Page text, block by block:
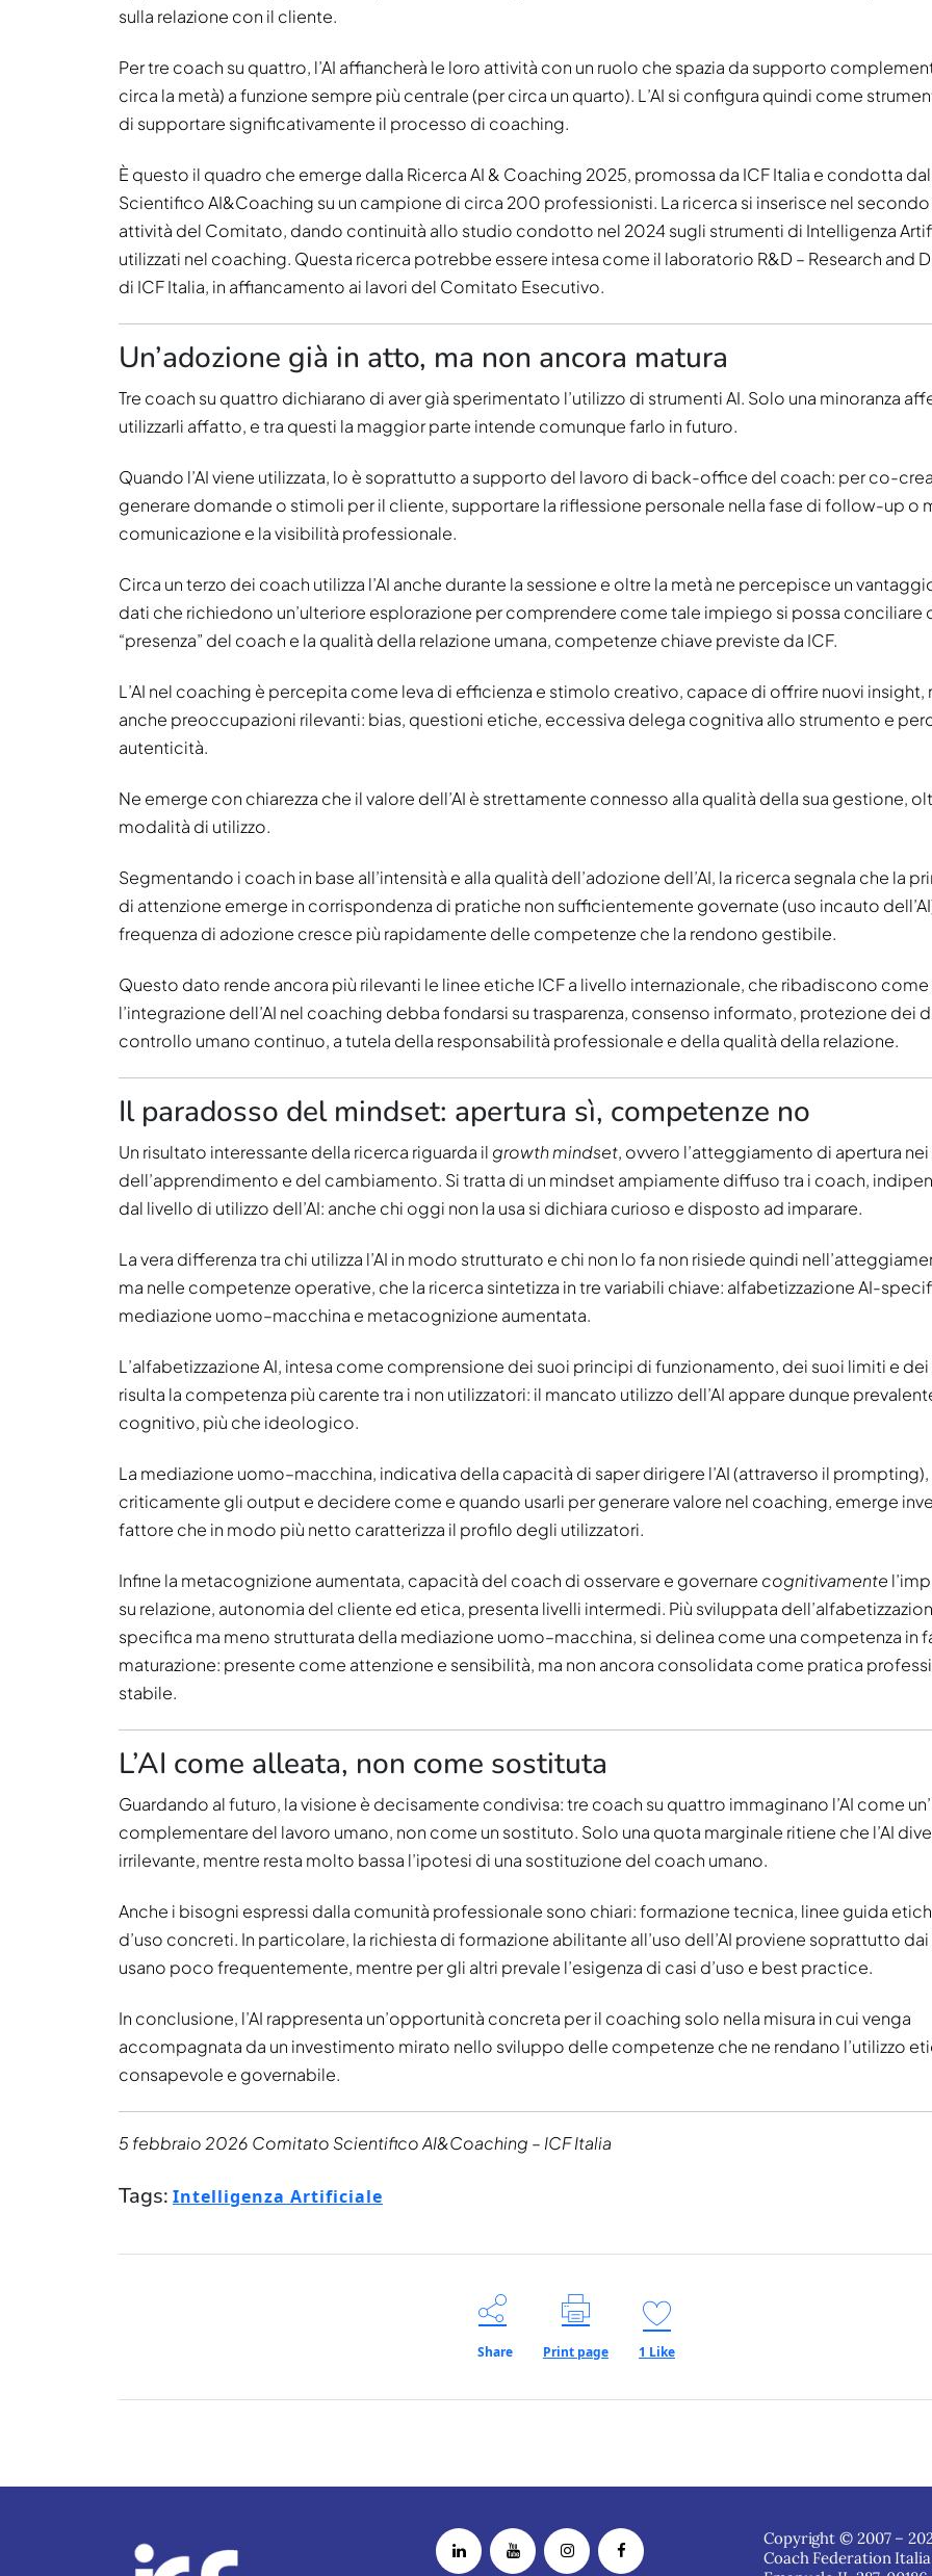
sulla relazione con il cliente.
Per tre coach su quattro, l’AI affiancherà le loro attività con un ruolo che spazia da supporto
circa la metà) a funzione sempre più centrale (per circa un quarto). L’AI si configura quindi come
di supportare significativamente il processo di coaching.
È questo il quadro che emerge dalla Ricerca AI & Coaching 2025, promossa da ICF Italia e condotta
Scientifico AI&Coaching su un campione di circa 200 professionisti. La ricerca si inserisce nel secondo
attività del Comitato, dando continuità allo studio condotto nel 2024 sugli strumenti di Intelligenza
utilizzati nel coaching. Questa ricerca potrebbe essere intesa come il laboratorio R&D – Research and
di ICF Italia, in affiancamento ai lavori del Comitato Esecutivo.
Un’adozione già in atto, ma non ancora matura
Tre coach su quattro dichiarano di aver già sperimentato l’utilizzo di strumenti AI. Solo una minoranza
utilizzarli affatto, e tra questi la maggior parte intende comunque farlo in futuro.
Quando l’AI viene utilizzata, lo è soprattutto a supporto del lavoro di back-office del coach: per co-
generare domande o stimoli per il cliente, supportare la riflessione personale nella fase di follow-up o
comunicazione e la visibilità professionale.
Circa un terzo dei coach utilizza l’AI anche durante la sessione e oltre la metà ne percepisce un
dati che richiedono un’ulteriore esplorazione per comprendere come tale impiego si possa conciliare
“presenza” del coach e la qualità della relazione umana, competenze chiave previste da ICF.
L’AI nel coaching è percepita come leva di efficienza e stimolo creativo, capace di offrire nuovi insight,
anche preoccupazioni rilevanti: bias, questioni etiche, eccessiva delega cognitiva allo strumento e
autenticità.
Ne emerge con chiarezza che il valore dell’AI è strettamente connesso alla qualità della sua gestione,
modalità di utilizzo.
Segmentando i coach in base all’intensità e alla qualità dell’adozione dell’AI, la ricerca segnala che la
di attenzione emerge in corrispondenza di pratiche non sufficientemente governate (uso incauto
frequenza di adozione cresce più rapidamente delle competenze che la rendono gestibile.
Questo dato rende ancora più rilevanti le linee etiche ICF a livello internazionale, che ribadiscono come
l’integrazione dell’AI nel coaching debba fondarsi su trasparenza, consenso informato, protezione dei
controllo umano continuo, a tutela della responsabilità professionale e della qualità della relazione.
Il paradosso del mindset: apertura sì, competenze no
Un risultato interessante della ricerca riguarda il growth mindset, ovvero l’atteggiamento di apertura
dell’apprendimento e del cambiamento. Si tratta di un mindset ampiamente diffuso tra i coach,
dal livello di utilizzo dell’AI: anche chi oggi non la usa si dichiara curioso e disposto ad imparare.
La vera differenza tra chi utilizza l’AI in modo strutturato e chi non lo fa non risiede quindi
ma nelle competenze operative, che la ricerca sintetizza in tre variabili chiave: alfabetizzazione AI-
mediazione uomo–macchina e metacognizione aumentata.
L’alfabetizzazione AI, intesa come comprensione dei suoi principi di funzionamento, dei suoi limiti e dei
risulta la competenza più carente tra i non utilizzatori: il mancato utilizzo dell’AI appare dunque
cognitivo, più che ideologico.
La mediazione uomo–macchina, indicativa della capacità di saper dirigere l’AI (attraverso il prompting),
criticamente gli output e decidere come e quando usarli per generare valore nel coaching, emerge
fattore che in modo più netto caratterizza il profilo degli utilizzatori.
Infine la metacognizione aumentata, capacità del coach di osservare e governare cognitivamente
su relazione, autonomia del cliente ed etica, presenta livelli intermedi. Più sviluppata
specifica ma meno strutturata della mediazione uomo–macchina, si delinea come una competenza in
maturazione: presente come attenzione e sensibilità, ma non ancora consolidata come pratica
stabile.
L’AI come alleata, non come sostituta
Guardando al futuro, la visione è decisamente condivisa: tre coach su quattro immaginano l’AI come
complementare del lavoro umano, non come un sostituto. Solo una quota marginale ritiene che l’AI
irrilevante, mentre resta molto bassa l’ipotesi di una sostituzione del coach umano.
Anche i bisogni espressi dalla comunità professionale sono chiari: formazione tecnica, linee guida
d’uso concreti. In particolare, la richiesta di formazione abilitante all’uso dell’AI proviene soprattutto
usano poco frequentemente, mentre per gli altri prevale l’esigenza di casi d’uso e best practice.
In conclusione, l’AI rappresenta un’opportunità concreta per il coaching solo nella misura in cui venga
accompagnata da un investimento mirato nello sviluppo delle competenze che ne rendano l’utilizzo
consapevole e governabile.
5 febbraio 2026 Comitato Scientifico AI&Coaching – ICF Italia
Tags: Intelligenza Artificiale
Share Print page 1 Like
Copyright © 2007 –
Coach Federation